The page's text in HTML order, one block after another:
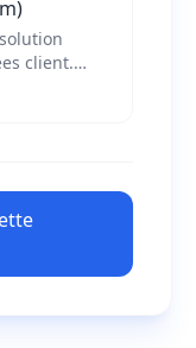
client.